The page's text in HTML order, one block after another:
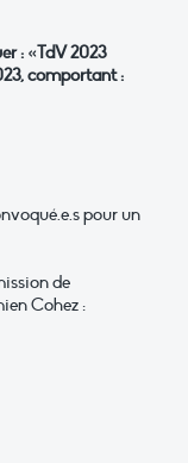
: «TdV 2023
comportant :
pour un
de
Cohez :